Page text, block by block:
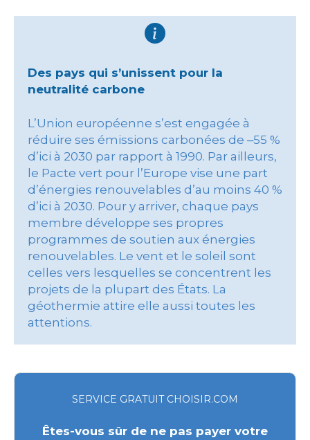
Des pays qui s’unissent pour la
neutralité carbone
L’Union européenne s’est engagée à
réduire ses émissions carbonées de ‒55 %
d’ici à 2030 par rapport à 1990. Par ailleurs,
le Pacte vert pour l’Europe vise une part
d’énergies renouvelables d’au moins 40 %
d’ici à 2030. Pour y arriver, chaque pays
membre développe ses propres
programmes de soutien aux énergies
renouvelables. Le vent et le soleil sont
celles vers lesquelles se concentrent les
projets de la plupart des États. La
géothermie attire elle aussi toutes les
attentions.
SERVICE GRATUIT CHOISIR.COM
Êtes-vous sûr de ne pas payer votre